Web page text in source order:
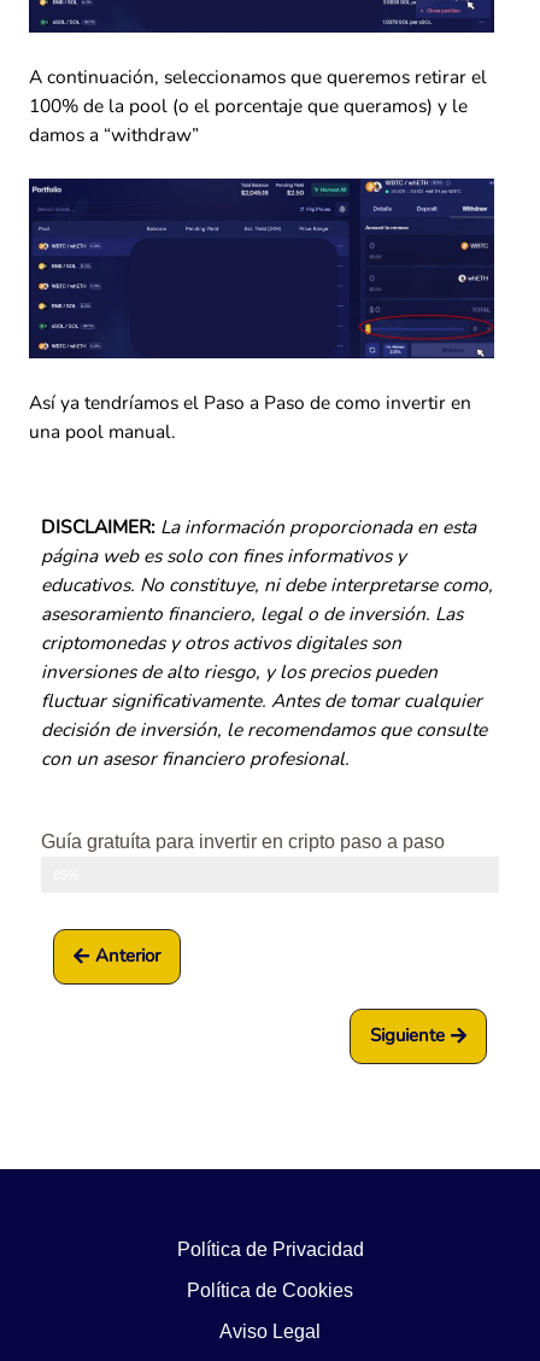
A continuación, seleccionamos que queremos retirar el
100% de la pool (o el porcentaje que queramos) y le
damos a “withdraw”
Así ya tendríamos el Paso a Paso de como invertir en
una pool manual.
DISCLAIMER: La información proporcionada en esta
página web es solo con fines informativos y
educativos. No constituye, ni debe interpretarse como,
asesoramiento financiero, legal o de inversión. Las
criptomonedas y otros activos digitales son
inversiones de alto riesgo, y los precios pueden
fluctuar significativamente. Antes de tomar cualquier
decisión de inversión, le recomendamos que consulte
con un asesor financiero profesional.
Guía gratuíta para invertir en cripto paso a paso
Anterior
Siguiente
Política de Privacidad
Política de Cookies
Aviso Legal